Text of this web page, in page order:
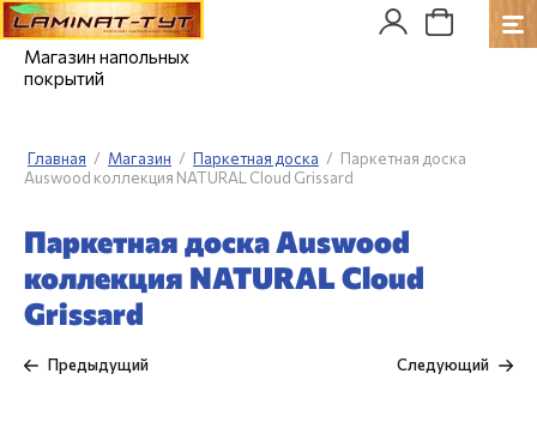
Магазин напольных
покрытий
Главная / Магазин / Паркетная доска / Паркетная доска
Auswood коллекция NATURAL Cloud Grissard
Паркетная доска Auswood
коллекция NATURAL Cloud
Grissard
Предыдущий Следующий